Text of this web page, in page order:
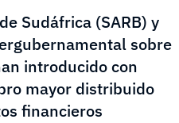
Sudáfrica (SARB) y
sobre
introducido con
mayor distribuido
financieros